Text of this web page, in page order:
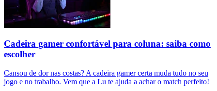
Cadeira gamer confortável para coluna: saiba como
escolher
Cansou de dor nas costas? A cadeira gamer certa muda tudo no seu
jogo e no trabalho. Vem que a Lu te ajuda a achar o match perfeito!